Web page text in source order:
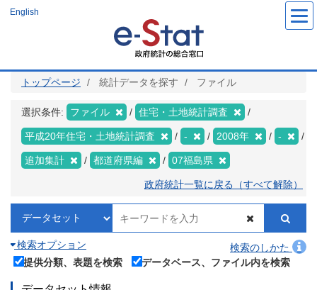
ツ
English
トップページ 統計データを探す ファイル
選択条件: ファイル 住宅・土地統計調査
平成20年住宅・土地統計調査 - 2008年 -
追加集計 都道府県編 07福島県
政府統計一覧に戻る（すべて解除）
検索オプション
検索のしかた
提供分類、表題を検索
データベース、ファイル内を検索